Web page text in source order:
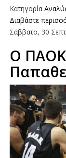
Κατηγορία
Διαβάστε
Σάββατο, 30
O